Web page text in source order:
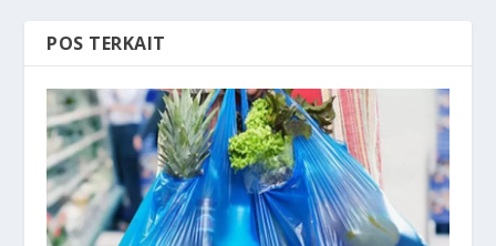
POS TERKAIT